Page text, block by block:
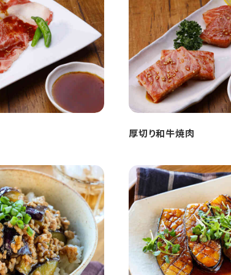
厚切り和牛焼肉